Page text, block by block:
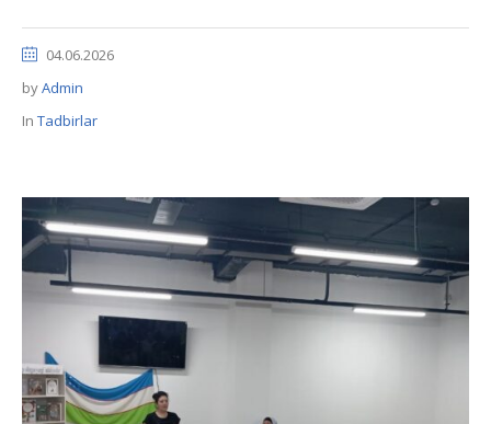
04.06.2026
byAdmin
In Tadbirlar